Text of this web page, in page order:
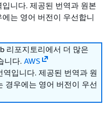
니다. 제공된 번역과 원본
는 영어 버전이 우선합니
리포지토리에서 더 많은
니다. AWS
입니다. 제공된 번역과 원
경우에는 영어 버전이 우선